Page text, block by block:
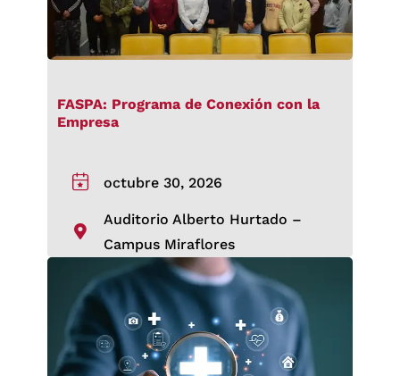
FASPA: Programa de Conexión con la
Empresa
octubre 30, 2026
Auditorio Alberto Hurtado –
Campus Miraflores